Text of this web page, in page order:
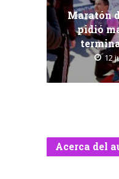
Maratón
pidió
12
Acerca del